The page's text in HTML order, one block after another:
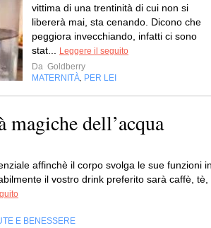
vittima di una trentinità di cui non si
libererà mai, sta cenando. Dicono che
peggiora invecchiando, infatti ci sono
stat...
Leggere il seguito
Da Goldberry
MATERNITÀ PER LEI
magiche dell’acqua
affinchè il corpo svolga le sue funzioni
il vostro drink preferito sarà caffè, tè,
E BENESSERE